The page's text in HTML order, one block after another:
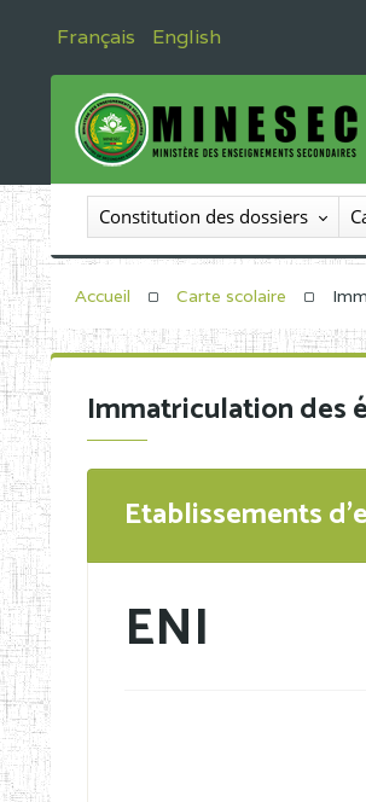
Français English
Constitution des dossiers
Accueil Carte scolaire
Immatriculation des
Etablissements
ENI